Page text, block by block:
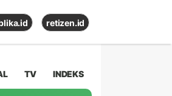
retizen.id
TV INDEKS